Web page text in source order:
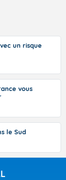
un risque
vous
le Sud